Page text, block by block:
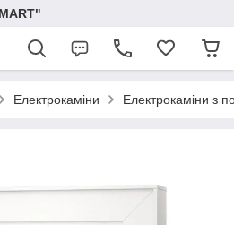
Електрокаміни Електрокаміни з